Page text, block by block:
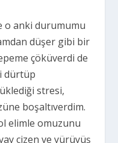
o anki durumumu
düşer gibi bir
çöküverdi de
dürtüp
stresi,
boşaltıverdim.
elimle omuzunu
çizen ve yürüyüş